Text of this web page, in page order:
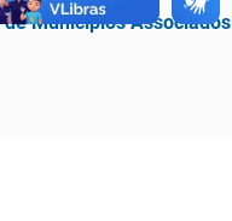
Municípios Associados